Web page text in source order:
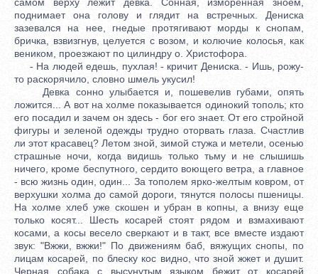
поднимает она голову и глядит на встречных. Дениска
зазевался на нее, гнедые протягивают морды к снопам,
бричка, взвизгнув, целуется с возом, и колючие колосья, как
веником, проезжают по цилиндру о. Христофора.
- На людей едешь, пухлая! - кричит Дениска. - Ишь, рожу-
то раскорячило, словно шмель укусил!
Девка сонно улыбается и, пошевелив губами, опять
ложится... А вот на холме показывается одинокий тополь; кто
его посадил и зачем он здесь - бог его знает. От его стройной
фигуры и зеленой одежды трудно оторвать глаза. Счастлив
ли этот красавец? Летом зной, зимой стужа и метели, осенью
страшные ночи, когда видишь только тьму и не слышишь
ничего, кроме беспутного, сердито воющего ветра, а главное
- всю жизнь один, один... За тополем ярко-желтым ковром, от
верхушки холма до самой дороги, тянутся полосы пшеницы.
На холме хлеб уже скошен и убран в копны, а внизу еще
только косят... Шесть косарей стоят рядом и взмахивают
косами, а косы весело сверкают и в такт, все вместе издают
звук: "Вжжи, вжжи!" По движениям баб, вяжущих снопы, по
лицам косарей, по блеску кос видно, что зной жжет и душит.
Черная собака с высунутым языком бежит от косарей